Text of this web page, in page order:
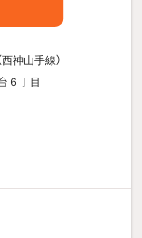
西神山手線）
６丁目